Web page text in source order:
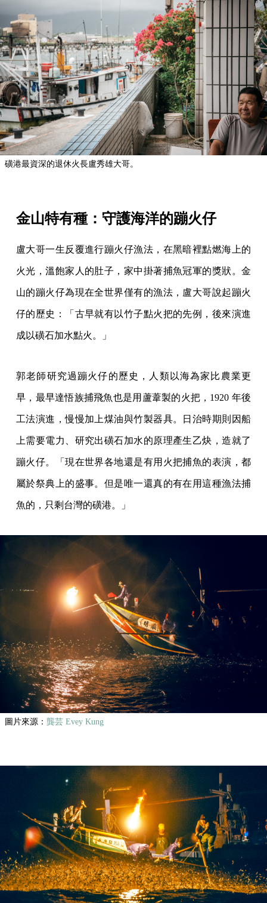
磺港最資深的退休火長盧秀雄大哥。
金山特有種：守護海洋的蹦火仔
盧大哥一生反覆進行蹦火仔漁法，在黑暗裡點燃海上的
火光，溫飽家人的肚子，家中掛著捕魚冠軍的獎狀。金
山的蹦火仔為現在全世界僅有的漁法，盧大哥說起蹦火
仔的歷史：「古早就有以竹子點火把的先例，後來演進
成以磺石加水點火。」
郭老師研究過蹦火仔的歷史，人類以海為家比農業更
早，最早達悟族捕飛魚也是用蘆葦製的火把，1920 年後
工法演進，慢慢加上煤油與竹製器具。日治時期則因船
上需要電力、研究出磺石加水的原理產生乙炔，造就了
蹦火仔。「現在世界各地還是有用火把捕魚的表演，都
屬於祭典上的盛事。但是唯一還真的有在用這種漁法捕
魚的，只剩台灣的磺港。」
圖片來源： 龔芸 Evey Kung